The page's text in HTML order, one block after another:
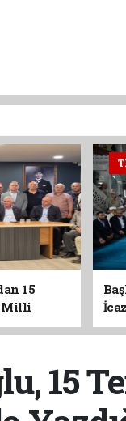
15
Milli
15